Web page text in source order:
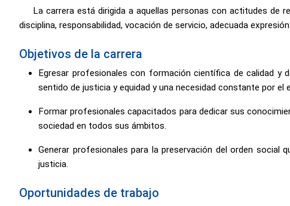
La carrera está dirigida a aquellas personas con actitudes de
disciplina, responsabilidad, vocación de servicio, adecuada
Objetivos de la carrera
Egresar profesionales con formación científica de calidad y
sentido de justicia y equidad y una necesidad constante por el
Formar profesionales capacitados para dedicar sus
sociedad en todos sus ámbitos.
Generar profesionales para la preservación del orden
justicia.
Oportunidades de trabajo